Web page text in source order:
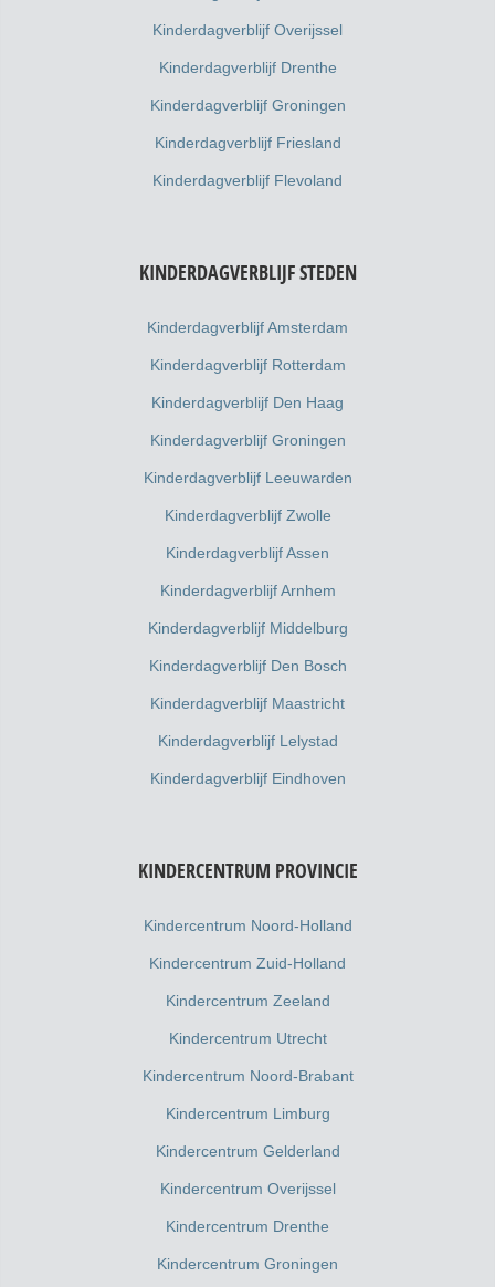
Kinderdagverblijf Overijssel
Kinderdagverblijf Drenthe
Kinderdagverblijf Groningen
Kinderdagverblijf Friesland
Kinderdagverblijf Flevoland
KINDERDAGVERBLIJF STEDEN
Kinderdagverblijf Amsterdam
Kinderdagverblijf Rotterdam
Kinderdagverblijf Den Haag
Kinderdagverblijf Groningen
Kinderdagverblijf Leeuwarden
Kinderdagverblijf Zwolle
Kinderdagverblijf Assen
Kinderdagverblijf Arnhem
Kinderdagverblijf Middelburg
Kinderdagverblijf Den Bosch
Kinderdagverblijf Maastricht
Kinderdagverblijf Lelystad
Kinderdagverblijf Eindhoven
KINDERCENTRUM PROVINCIE
Kindercentrum Noord-Holland
Kindercentrum Zuid-Holland
Kindercentrum Zeeland
Kindercentrum Utrecht
Kindercentrum Noord-Brabant
Kindercentrum Limburg
Kindercentrum Gelderland
Kindercentrum Overijssel
Kindercentrum Drenthe
Kindercentrum Groningen